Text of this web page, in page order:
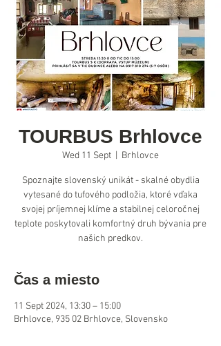
TOURBUS Brhlovce
Wed 11 Sept Brhlovce
Spoznajte slovenský unikát - skalné obydlia
vytesané do tufového podložia, ktoré vďaka
svojej príjemnej klíme a stabilnej celoročnej
teplote poskytovali komfortný druh bývania pre
našich predkov.
Čas a miesto
11 Sept 2024, 13:30 – 15:00
Brhlovce, 935 02 Brhlovce, Slovensko